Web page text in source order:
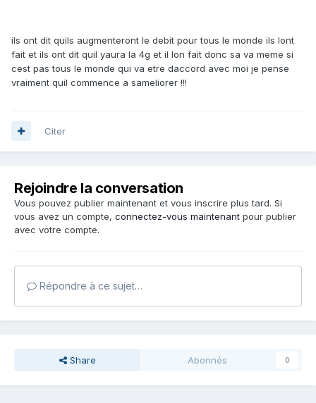
ils ont dit quils augmenteront le debit pour tous le monde ils lont
fait et ils ont dit quil yaura la 4g et il lon fait donc sa va meme si
cest pas tous le monde qui va etre daccord avec moi je pense
vraiment quil commence a sameliorer !!!
Citer
Rejoindre la conversation
Vous pouvez publier maintenant et vous inscrire plus tard. Si
vous avez un compte, connectez-vous maintenant pour publier
avec votre compte.
Répondre à ce sujet…
Share Abonnés 0